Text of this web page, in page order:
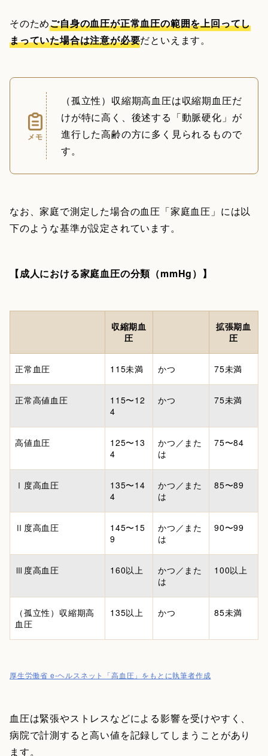
そのためご自身の血圧が正常血圧の範囲を上回ってし
まっていた場合は注意が必要だといえます。
メモ
（孤立性）収縮期高血圧は収縮期血圧だ
けが特に高く、後述する「動脈硬化」が
進行した高齢の方に多く見られるもので
す。
なお、家庭で測定した場合の血圧「家庭血圧」には以
下のような基準が設定されています。
【成人における家庭血圧の分類（mmHg）】
収縮期血
圧
拡張期血
圧
正常血圧 115未満 かつ 75未満
正常高値血圧
115〜12
4
かつ 75未満
高値血圧
125〜13
4
かつ／また
は
75〜84
Ⅰ度高血圧
135〜14
4
かつ／また
は
85〜89
Ⅱ度高血圧
145〜15
9
かつ／また
は
90〜99
Ⅲ度高血圧 160以上
かつ／また
は
100以上
（孤立性）収縮期高
血圧
135以上 かつ 85未満
厚生労働省 e-ヘルスネット「高血圧」をもとに執筆者作成
血圧は緊張やストレスなどによる影響を受けやすく、
病院で計測すると高い値を記録してしまうことがあり
ます。